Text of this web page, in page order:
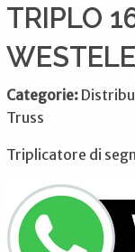
TRIPLO
Categorie:
Truss
Triplicatore di